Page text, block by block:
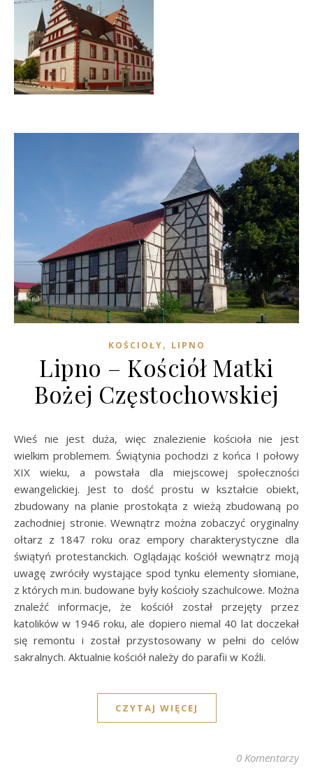
KOŚCIOŁY, LIPNO
Lipno – Kościół Matki
Bożej Częstochowskiej
Wieś nie jest duża, więc znalezienie kościoła nie jest
wielkim problemem. Świątynia pochodzi z końca I połowy
XIX wieku, a powstała dla miejscowej społeczności
ewangelickiej. Jest to dość prostu w kształcie obiekt,
zbudowany na planie prostokąta z wieżą zbudowaną po
zachodniej stronie. Wewnątrz można zobaczyć oryginalny
ołtarz z 1847 roku oraz empory charakterystyczne dla
świątyń protestanckich. Oglądając kościół wewnątrz moją
uwagę zwróciły wystające spod tynku elementy słomiane,
z których m.in. budowane były kościoły szachulcowe. Można
znaleźć informacje, że kościół został przejęty przez
katolików w 1946 roku, ale dopiero niemal 40 lat doczekał
się remontu i został przystosowany w pełni do celów
sakralnych. Aktualnie kościół należy do parafii w Koźli.
CZYTAJ WIĘCEJ
0 Komentarzy